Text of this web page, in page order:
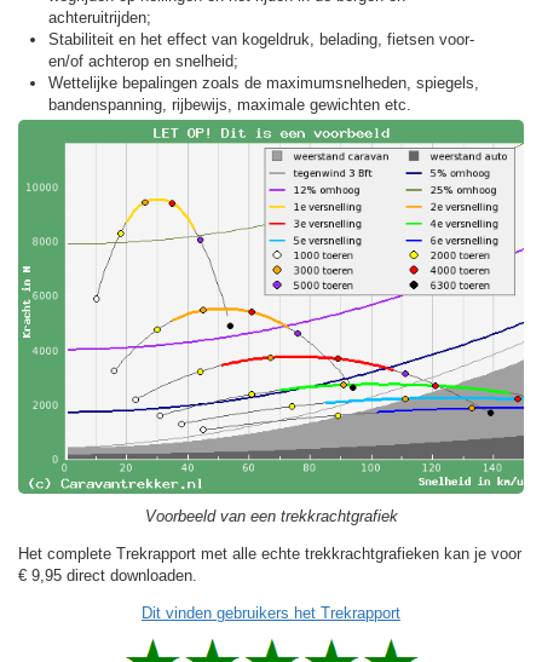
achteruitrijden;
Stabiliteit en het effect van kogeldruk, belading, fietsen voor-
en/of achterop en snelheid;
Wettelijke bepalingen zoals de maximumsnelheden, spiegels,
bandenspanning, rijbewijs, maximale gewichten etc.
Voorbeeld van een trekkrachtgrafiek
Het complete Trekrapport met alle echte trekkrachtgrafieken kan je voor
€ 9,95 direct downloaden.
Dit vinden gebruikers het Trekrapport